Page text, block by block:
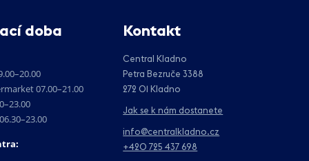
doba
07.00–21.00
Kontakt
Central Kladno
Petra Bezruče 3388
272 01 Kladno
Jak se k nám dostanete
info@centralkladno.cz
+420 725 437 698